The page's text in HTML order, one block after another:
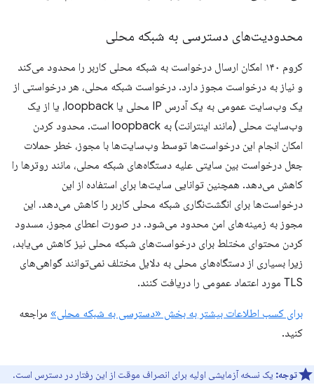
محدودیت‌های دسترسی به شبکه محلی
کروم ۱۴۰ امکان ارسال درخواست به شبکه محلی کاربر را محدود می‌کند
و نیاز به درخواست مجوز دارد. درخواست شبکه محلی، هر درخواستی از
یک وب‌سایت عمومی به یک آدرس IP محلی یا loopback، یا از یک
وب‌سایت محلی (مانند اینترانت) به loopback است. محدود کردن
امکان انجام این درخواست‌ها توسط وب‌سایت‌ها با مجوز، خطر حملات
جعل درخواست بین سایتی علیه دستگاه‌های شبکه محلی، مانند روترها را
کاهش می‌دهد. همچنین توانایی سایت‌ها برای استفاده از این
درخواست‌ها برای انگشت‌نگاری شبکه محلی کاربر را کاهش می‌دهد. این
مجوز به زمینه‌های امن محدود می‌شود. در صورت اعطای مجوز، مسدود
کردن محتوای مختلط برای درخواست‌های شبکه محلی نیز کاهش می‌یابد،
زیرا بسیاری از دستگاه‌های محلی به دلایل مختلف نمی‌توانند گواهی‌های
TLS مورد اعتماد عمومی را دریافت کنند.
برای کسب اطلاعات بیشتر به بخش «دسترسی به شبکه محلی» مراجعه
کنید.
توجه: یک نسخه آزمایشی اولیه برای انصراف موقت از این رفتار در دسترس است.